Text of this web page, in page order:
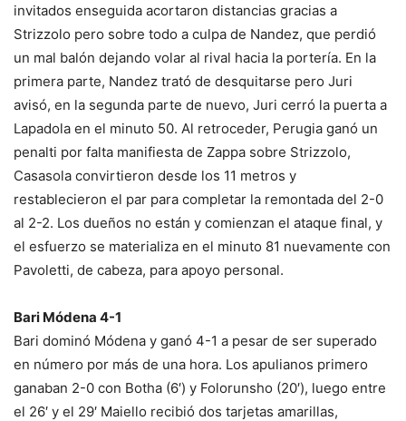
invitados enseguida acortaron distancias gracias a
Strizzolo pero sobre todo a culpa de Nandez, que perdió
un mal balón dejando volar al rival hacia la portería. En la
primera parte, Nandez trató de desquitarse pero Juri
avisó, en la segunda parte de nuevo, Juri cerró la puerta a
Lapadola en el minuto 50. Al retroceder, Perugia ganó un
penalti por falta manifiesta de Zappa sobre Strizzolo,
Casasola convirtieron desde los 11 metros y
restablecieron el par para completar la remontada del 2-0
al 2-2. Los dueños no están y comienzan el ataque final, y
el esfuerzo se materializa en el minuto 81 nuevamente con
Pavoletti, de cabeza, para apoyo personal.
Bari Módena 4-1
Bari dominó Módena y ganó 4-1 a pesar de ser superado
en número por más de una hora. Los apulianos primero
ganaban 2-0 con Botha (6′) y Folorunsho (20′), luego entre
el 26′ y el 29′ Maiello recibió dos tarjetas amarillas,